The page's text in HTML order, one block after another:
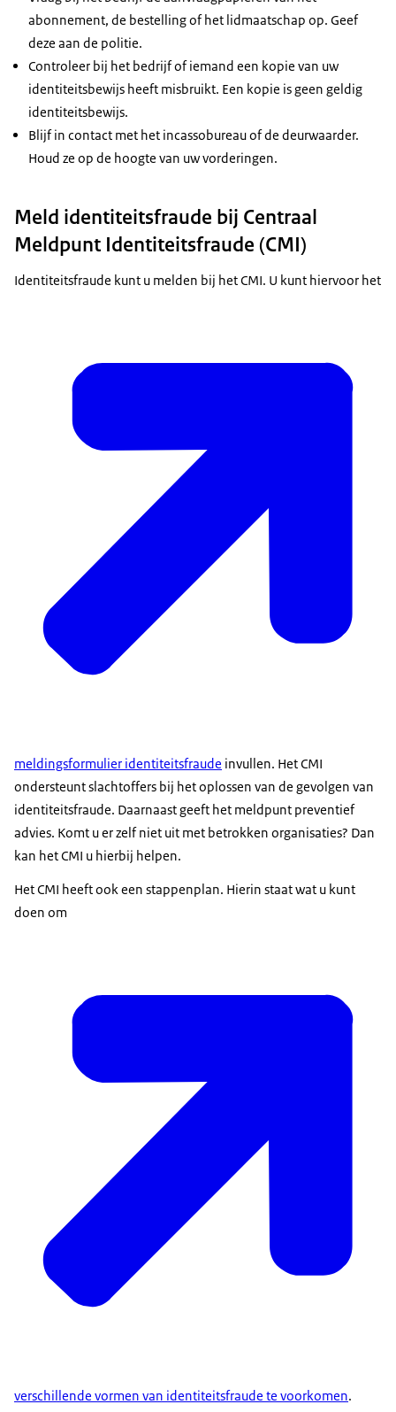
abonnement, de bestelling of het lidmaatschap op. Geef
deze aan de politie.
Controleer bij het bedrijf of iemand een kopie van uw
identiteitsbewijs heeft misbruikt. Een kopie is geen geldig
identiteitsbewijs.
Blijf in contact met het incassobureau of de deurwaarder.
Houd ze op de hoogte van uw vorderingen.
Meld identiteitsfraude bij Centraal
Meldpunt Identiteitsfraude (CMI)
Identiteitsfraude kunt u melden bij het CMI. U kunt hiervoor het
meldingsformulier identiteitsfraude invullen. Het CMI
ondersteunt slachtoffers bij het oplossen van de gevolgen van
identiteitsfraude. Daarnaast geeft het meldpunt preventief
advies. Komt u er zelf niet uit met betrokken organisaties? Dan
kan het CMI u hierbij helpen.
Het CMI heeft ook een stappenplan. Hierin staat wat u kunt
doen om
verschillende vormen van identiteitsfraude te voorkomen.